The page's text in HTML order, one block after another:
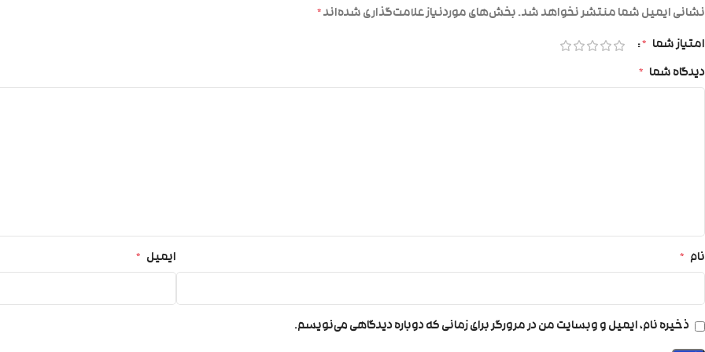
نشانی ایمیل شما منتشر نخواهد شد.بخش‌های موردنیاز علامت‌گذاری شده‌اند*
امتیاز شما *
دیدگاه شما *
نام * ایمیل *
ذخیره نام، ایمیل و وبسایت من در مرورگر برای زمانی که دوباره دیدگاهی می‌نویسم.